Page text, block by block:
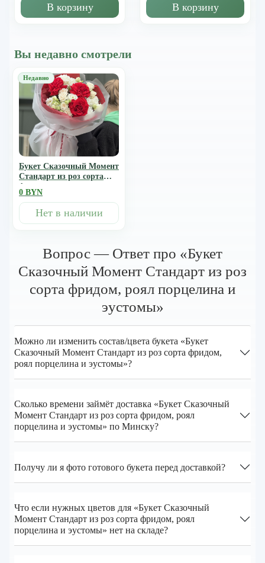
В корзину В корзину
Вы недавно смотрели
Букет Сказочный Момент
Стандарт из роз сорта
фридом, роял порцелина
и эустомы
0 BYN
Нет в наличии
Вопрос — Ответ про «Букет
Сказочный Момент Стандарт из роз
сорта фридом, роял порцелина и
эустомы»
Можно ли изменить состав/цвета букета «Букет
Сказочный Момент Стандарт из роз сорта фридом,
роял порцелина и эустомы»?
Сколько времени займёт доставка «Букет Сказочный
Момент Стандарт из роз сорта фридом, роял
порцелина и эустомы» по Минску?
Получу ли я фото готового букета перед доставкой?
Что если нужных цветов для «Букет Сказочный
Момент Стандарт из роз сорта фридом, роял
порцелина и эустомы» нет на складе?